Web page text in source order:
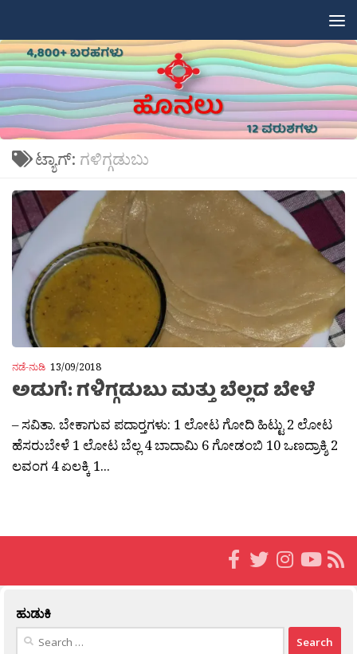
ಟ್ಯಾಗ್: ಗಳಿಗ್ಗಡುಬು
ನಡೆ-ನುಡಿ 13/09/2018
ಅಡುಗೆ: ಗಳಿಗ್ಗಡುಬು ಮತ್ತು ಬೆಲ್ಲದ ಬೇಳೆ
– ಸವಿತಾ. ಬೇಕಾಗುವ ಪದಾರ‍್ತಗಳು: 1 ಲೋಟ ಗೋದಿ ಹಿಟ್ಟು 2 ಲೋಟ
ಹೆಸರುಬೇಳೆ 1 ಲೋಟ ಬೆಲ್ಲ 4 ಬಾದಾಮಿ 6 ಗೋಡಂಬಿ 10 ಒಣದ್ರಾಕ್ಶಿ 2
ಲವಂಗ 4 ಏಲಕ್ಕಿ 1...
ಹುಡುಕಿ
Search